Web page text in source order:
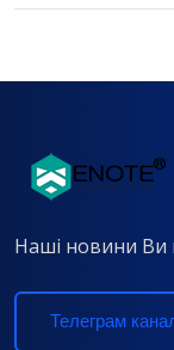
Наші новини Ви
Телеграм